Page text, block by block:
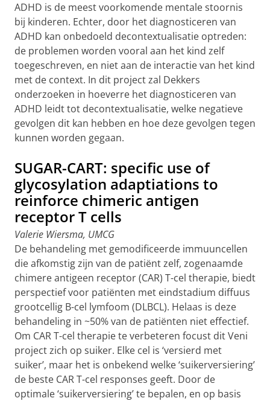
ADHD is de meest voorkomende mentale stoornis
bij kinderen. Echter, door het diagnosticeren van
ADHD kan onbedoeld decontextualisatie optreden:
de problemen worden vooral aan het kind zelf
toegeschreven, en niet aan de interactie van het kind
met de context. In dit project zal Dekkers
onderzoeken in hoeverre het diagnosticeren van
ADHD leidt tot decontextualisatie, welke negatieve
gevolgen dit kan hebben en hoe deze gevolgen tegen
kunnen worden gegaan.
SUGAR-CART: specific use of
glycosylation adaptiations to
reinforce chimeric antigen
receptor T cells
Valerie Wiersma, UMCG
De behandeling met gemodificeerde immuuncellen
die afkomstig zijn van de patiënt zelf, zogenaamde
chimere antigeen receptor (CAR) T-cel therapie, biedt
perspectief voor patiënten met eindstadium diffuus
grootcellig B-cel lymfoom (DLBCL). Helaas is deze
behandeling in ~50% van de patiënten niet effectief.
Om CAR T-cel therapie te verbeteren focust dit Veni
project zich op suiker. Elke cel is ‘versierd met
suiker’, maar het is onbekend welke ‘suikerversiering’
de beste CAR T-cel responses geeft. Door de
optimale ‘suikerversiering’ te bepalen, en op basis